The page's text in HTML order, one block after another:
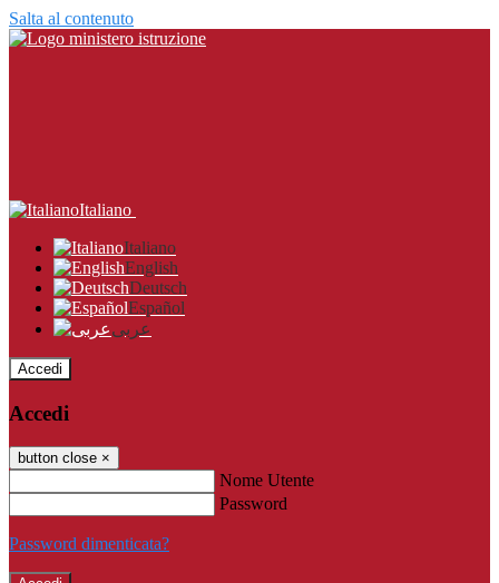
Salta al contenuto
Italiano
Italiano
English
Deutsch
Español
عربى
Accedi
Accedi
button close ×
Nome Utente
Password
Password dimenticata?